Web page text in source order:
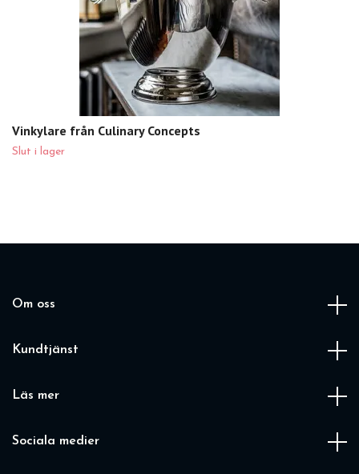
Vinkylare från Culinary Concepts
Slut i lager
Om oss
Kundtjänst
Läs mer
Sociala medier